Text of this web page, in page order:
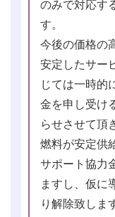
のみで対応す
す。
今後の価格の
安定したサー
じては一時的
金を申し受け
らせさせて頂
燃料が安定供
サポート協力
ますし、仮に
り解除致しま